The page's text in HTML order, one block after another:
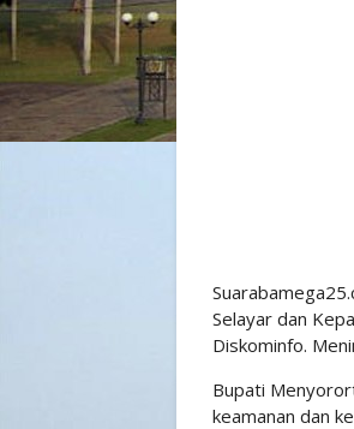
Selayar dan
Diskominfo.
Bupati
keamanan dan